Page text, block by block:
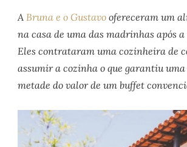
A Bruna e o Gustavo ofereceram um
na casa de uma das madrinhas após a
Eles contrataram uma cozinheira de
assumir a cozinha o que garantiu uma
metade do valor de um buffet